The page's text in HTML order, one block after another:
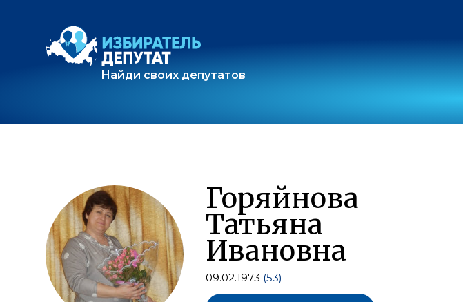
Найди своих депутатов
Горяйнова
Татьяна
Ивановна
09.02.1973 (53)